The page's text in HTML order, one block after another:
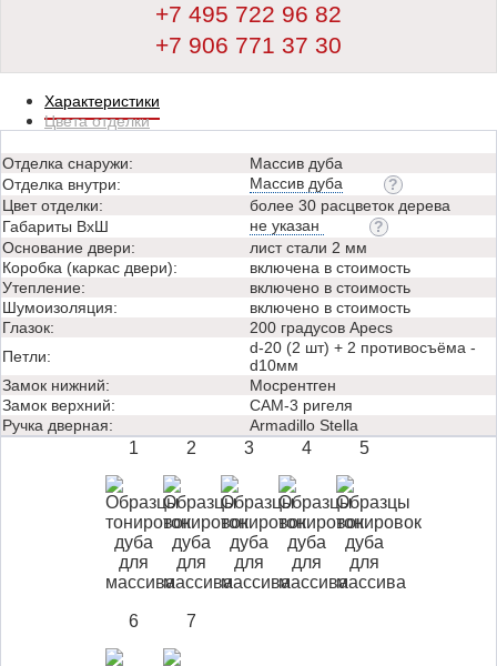
+7 495 722 96 82
+7 906 771 37 30
Характеристики
Цвета отделки
Отделка снаружи:
Массив дуба
Отделка внутри:
Массив дуба
Цвет отделки:
более 30 расцветок дерева
Габариты ВхШ
не указан
Основание двери:
лист стали 2 мм
Коробка (каркас двери):
включена в стоимость
Утепление:
включено в стоимость
Шумоизоляция:
включено в стоимость
Глазок:
200 градусов Apecs
Петли:
d-20 (2 шт) + 2 противосъёма -
d10мм
Замок нижний:
Мосрентген
Замок верхний:
САМ-3 ригеля
Ручка дверная:
Аrmadillo Stella
1 2 3 4 5
6 7